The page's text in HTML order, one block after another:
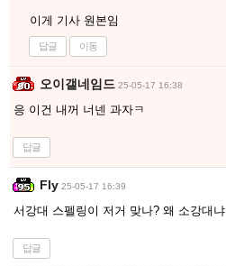
이게 기사 원본임
답글 이동
오이갤네임드 25-05-17 16:38
응 이건 내꺼 너넨 과자ㅋ
답글
Fly 25-05-17 16:39
서강대 스펠링이 저거 맞나? 왜 소강대냐
답글